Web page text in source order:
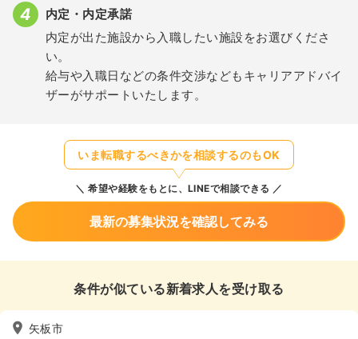
内定・内定承諾
内定が出た施設から入職したい施設をお選びくださ
い。
給与や入職日などの条件交渉などもキャリアアドバイ
ザーがサポートいたします。
いま転職するべきかを相談するのもOK
希望や経験をもとに、LINEで相談できる
最新の募集状況を確認してみる
条件が似ている新着求人を受け取る
矢板市